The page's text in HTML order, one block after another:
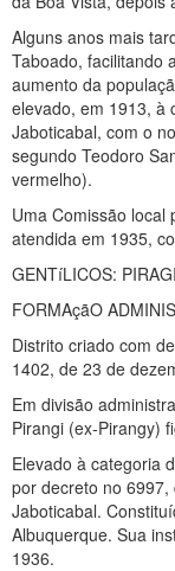
Alguns anos mais
Taboado, facilitando
aumento da
elevado, em 1913, à
Jaboticabal, com o
segundo Teodoro
vermelho).
Uma Comissão local
atendida em 1935,
GENTíLICOS:
FORMAçãO
Distrito criado com
1402, de 23 de
Em divisão
Pirangi (ex-Pirangy)
Elevado à categoria
por decreto no
Jaboticabal.
Albuquerque. Sua
1936.